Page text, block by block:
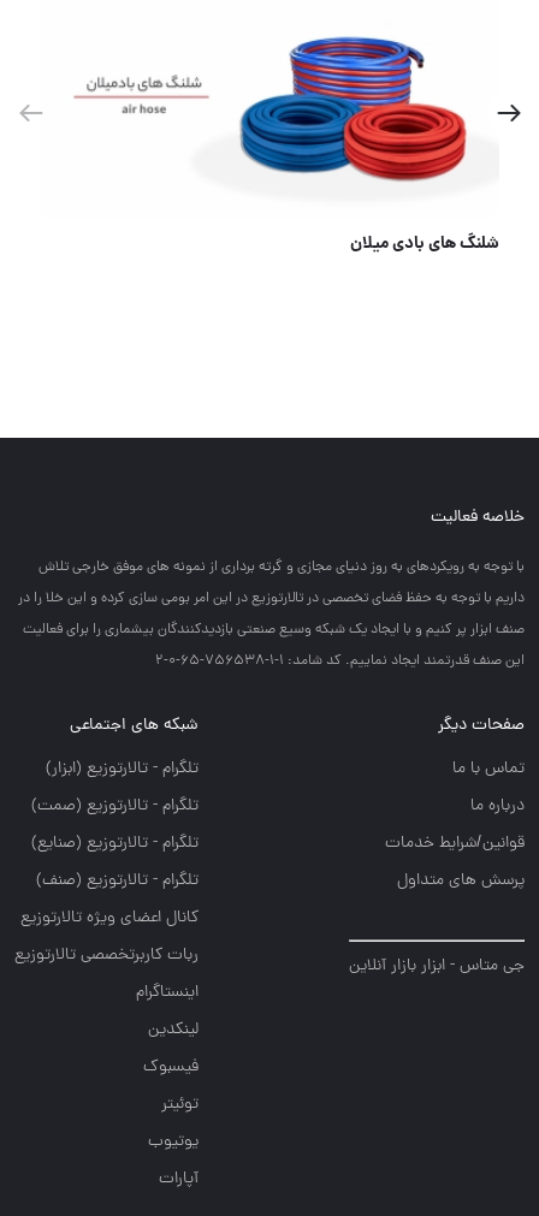
شلنگ تایوان،ترک وایرانی
خلاصه فعالیت
با توجه به رويكردهاي به روز دنياي مجازي و گرته برداري از نمونه هاي موفق خارجي تلاش
داريم با توجه به حفظ فضاي تخصصي در تالارتوزيع در اين امر بومي سازي كرده و اين خلا را در
صنف ابزار پر كنيم و با ايجاد يك شبكه وسيع صنعتي بازديدكنندگان بيشماري را براي فعاليت
اين صنف قدرتمند ايجاد نماييم. کد شامد: 1-1-756538-65-0-2
صفحات دیگر
تماس با ما
درباره ما
قوانین/شرایط خدمات
پرسش های متداول
جی متاس - ابزار بازار آنلاین
شبکه های اجتماعی
تلگرام - تالارتوزيع (ابزار)
تلگرام - تالارتوزيع (صمت)
تلگرام - تالارتوزيع (صنايع)
تلگرام - تالارتوزیع (صنف)
کانال اعضای ویژه تالارتوزیع
ربات کاربرتخصصی تالارتوزیع
اینستاگرام
لینکدین
فیسبوک
توئیتر
یوتیوب
آپارات